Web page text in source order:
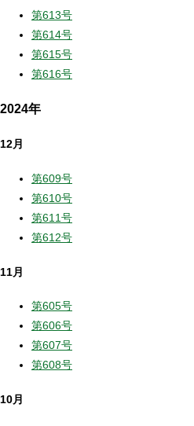
第613号
第614号
第615号
第616号
2024年
12月
第609号
第610号
第611号
第612号
11月
第605号
第606号
第607号
第608号
10月